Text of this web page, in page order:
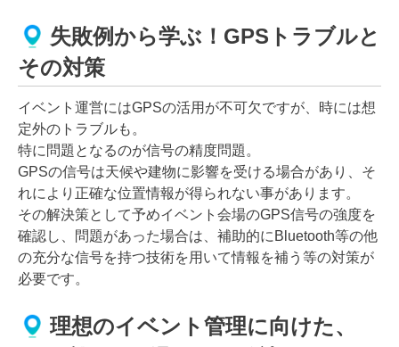
失敗例から学ぶ！GPSトラブルと
その対策
イベント運営にはGPSの活用が不可欠ですが、時には想
定外のトラブルも。
特に問題となるのが信号の精度問題。
GPSの信号は天候や建物に影響を受ける場合があり、そ
れにより正確な位置情報が得られない事があります。
その解決策として予めイベント会場のGPS信号の強度を
確認し、問題があった場合は、補助的にBluetooth等の他
の充分な信号を持つ技術を用いて情報を補う等の対策が
必要です。
理想のイベント管理に向けた、